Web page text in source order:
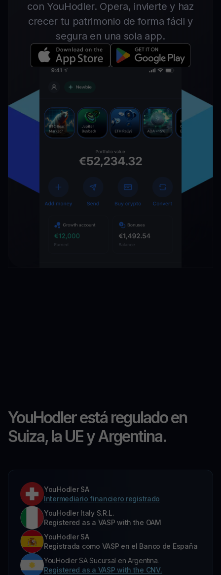
con YouHodler. Opera, invierte y haz
crecer tu patrimonio de forma fácil y
segura en una sola app.
YouHodler está regulado en
Suiza, la UE y Argentina.
YouHodler SA
Intermediario financiero registrado
YouHodler Italy S.R.L.
Registered as a VASP with the OAM
YouHodler SA
Registrada como VASP en el Banco de España
YouHodler SA Sucursal en Argentina.
Registered as a VASP with the CNV.